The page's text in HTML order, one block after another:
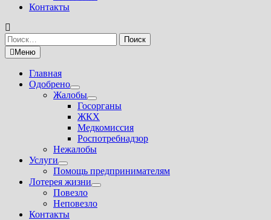
Контакты
Найти:
Меню
Главная
Одобрено
Показать
подменю
Жалобы
Показать
подменю
Госорганы
ЖКХ
Медкомиссия
Роспотребнадзор
Нежалобы
Услуги
Показать
подменю
Помощь предпринимателям
Лотерея жизни
Показать
Повезло
Неповезло
Контакты